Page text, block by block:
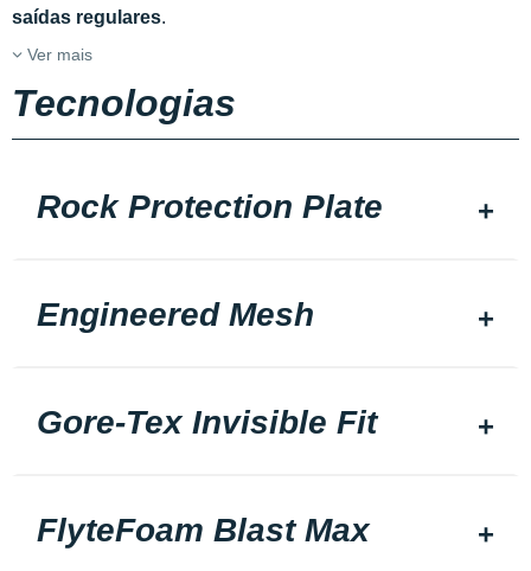
saídas regulares.
Ver mais
Tecnologias
Rock Protection Plate
Engineered Mesh
Gore-Tex Invisible Fit
FlyteFoam Blast Max